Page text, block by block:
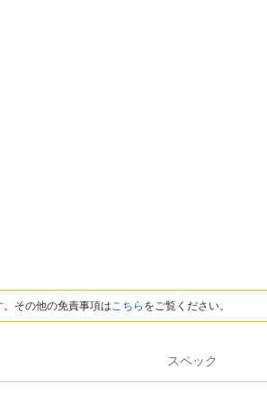
その他の免責事項はこちら をご覧ください。
スペック